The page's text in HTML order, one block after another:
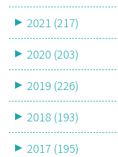
2021 (217)
2020 (203)
2019 (226)
2018 (193)
2017 (195)